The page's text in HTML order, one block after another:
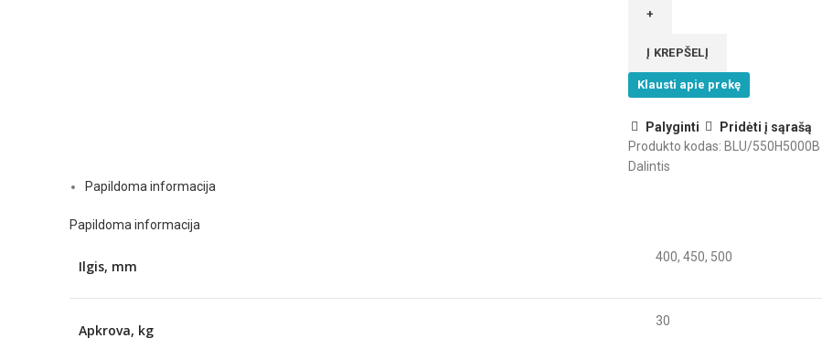
ištraukimo
(su
stabdžiu
BLUMOTION)
Į KREPŠELĮ
Klausti apie prekę
Palyginti
Pridėti į sąrašą
Produkto kodas: BLU/550H5000B
Dalintis
Papildoma informacija
Papildoma informacija
Ilgis, mm
400, 450, 500
Apkrova, kg
30